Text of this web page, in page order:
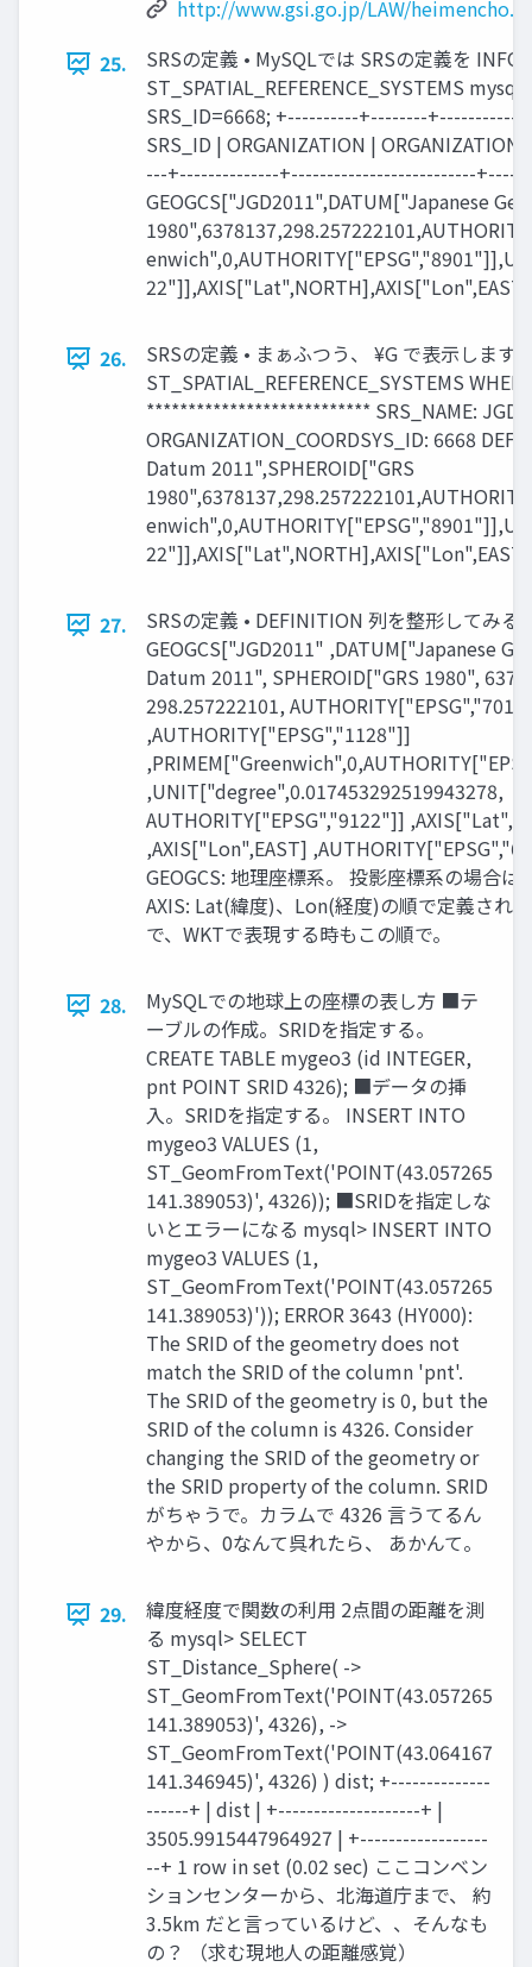
http://www.gsi.go.jp/LAW/
25.
SRSの定義 • MySQLでは SRSの定義を
ST_SPATIAL_REFERENCE_SYSTEMS
SRS_ID=6668; +----------+--------
SRS_ID | ORGANIZATION |
---+--------------+--------------------------
GEOGCS["JGD2011",DATUM["Japanese
26.
SRSの定義 • まぁふつう、 ¥G で表示しま
ST_SPATIAL_REFERENCE_SYSTEMS
*************************** SRS_NAME:
ORGANIZATION_COORDSYS_ID: 6668
Datum 2011",SPHEROID["GRS
27.
SRSの定義 • DEFINITION 列を整形してみる
GEOGCS["JGD2011" ,DATUM["Japanese
Datum 2011", SPHEROID["GRS 1980",
298.257222101,
,AUTHORITY["EPSG","1128"]]
,UNIT["degree",0.017453292519943278,
AUTHORITY["EPSG","9122"]]
,AXIS["Lon",EAST]
GEOGCS: 地理座標系。 投影座標系の場合は
AXIS: Lat(緯度)、Lon(経度)の順で定義され
で、WKTで表現する時もこの順で。
28.
MySQLでの地球上の座標の表し方 ■テ
ーブルの作成。SRIDを指定する。
CREATE TABLE mygeo3 (id INTEGER,
pnt POINT SRID 4326); ■データの挿
入。SRIDを指定する。 INSERT INTO
mygeo3 VALUES (1,
ST_GeomFromText('POINT(43.057265
141.389053)', 4326)); ■SRIDを指定しな
いとエラーになる mysql> INSERT INTO
mygeo3 VALUES (1,
ST_GeomFromText('POINT(43.057265
141.389053)')); ERROR 3643 (HY000):
The SRID of the geometry does not
match the SRID of the column 'pnt'.
The SRID of the geometry is 0, but the
SRID of the column is 4326. Consider
changing the SRID of the geometry or
the SRID property of the column. SRID
がちゃうで。カラムで 4326 言うてるん
やから、0なんて呉れたら、 あかんて。
29.
緯度経度で関数の利用 2点間の距離を測
る mysql> SELECT
ST_Distance_Sphere( ->
ST_GeomFromText('POINT(43.057265
141.389053)', 4326), ->
ST_GeomFromText('POINT(43.064167
141.346945)', 4326) ) dist; +--------------
------+ | dist | +--------------------+ |
3505.9915447964927 | +------------------
--+ 1 row in set (0.02 sec) ここコンベン
ションセンターから、北海道庁まで、 約
3.5km だと言っているけど、、そんなも
の？ （求む現地人の距離感覚）